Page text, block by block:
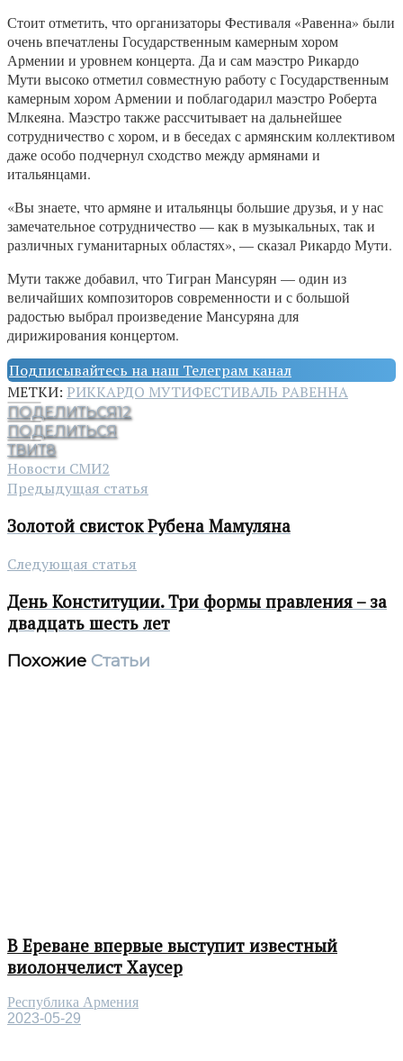
Стоит отметить, что организаторы Фестиваля «Равенна» были
очень впечатлены Государственным камерным хором
Армении и уровнем концерта. Да и сам маэстро Рикардо
Мути высоко отметил совместную работу с Государственным
камерным хором Армении и поблагодарил маэстро Роберта
Млкеяна. Маэстро также рассчитывает на дальнейшее
сотрудничество с хором, и в беседах с армянским коллективом
даже особо подчернул сходство между армянами и
итальянцами.
«Вы знаете, что армяне и итальянцы большие друзья, и у нас
замечательное сотрудничество — как в музыкальных, так и
различных гуманитарных областях», — сказал Рикардо Мути.
Мути также добавил, что Тигран Мансурян — один из
величайших композиторов современности и с большой
радостью выбрал произведение Мансуряна для
дирижирования концертом.
Подписывайтесь на наш Телеграм канал
МЕТКИ: РИККАРДО МУТИФЕСТИВАЛЬ РАВЕННА
ПОДЕЛИТЬСЯ12
ПОДЕЛИТЬСЯ
ТВИТ8
Новости СМИ2
Предыдущая статья
Золотой свисток Рубена Мамуляна
Следующая статья
День Конституции. Три формы правления – за
двадцать шесть лет
Похожие Статьи
В Ереване впервые выступит известный
виолончелист Хаусер
Республика Армения
2023-05-29